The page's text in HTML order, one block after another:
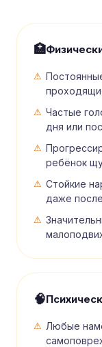
🏥
Частые
дня или
ребёнок
Стойкие
даже
🧠
Любые